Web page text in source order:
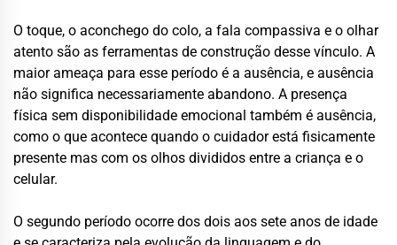
O toque, o aconchego do colo, a fala compassiva e o olhar
atento são as ferramentas de construção desse vínculo. A
maior ameaça para esse período é a ausência, e ausência
não significa necessariamente abandono. A presença
física sem disponibilidade emocional também é ausência,
como o que acontece quando o cuidador está fisicamente
presente mas com os olhos divididos entre a criança e o
celular.
O segundo período ocorre dos dois aos sete anos de idade